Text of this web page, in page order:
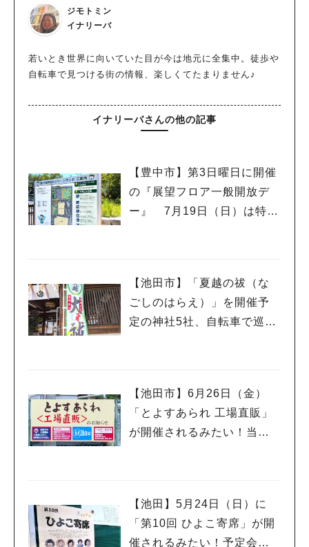
ジモトミン
イナリーバ
若いとき世界に向いていた目が今は地元に全集中。徒歩や
自転車で見つける街の情報、楽しくてたまりません♪
イナリーバさんの他の記事
【豊中市】第3日曜日に開催
の『展望フロア一般開放デ
ー』 7月19日（日）は特別
【池田市】「夏越の祓（な
ごしのはらえ）」を開催予
定の神社5社、自転車で巡っ
【池田市】6月26日（金）
「とよすあられ 工場直販」
が開催されるみたい！当日
【池田】5月24日（日）に
「第10回 ひよこ寄席」が開
催されるみたい！予定会場
人気のキーワード